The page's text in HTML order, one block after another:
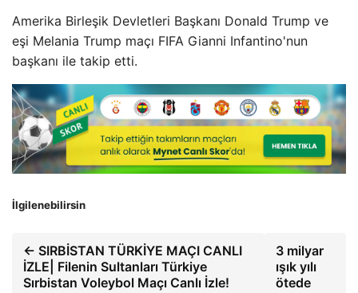
Amerika Birleşik Devletleri Başkanı Donald Trump ve
eşi Melania Trump maçı FIFA Gianni Infantino'nun
başkanı ile takip etti.
İlgilenebilirsin
← SIRBİSTAN TÜRKİYE MAÇI CANLI
İZLE| Filenin Sultanları Türkiye
Sırbistan Voleybol Maçı Canlı İzle!
3 milyar
ışık yılı
ötede